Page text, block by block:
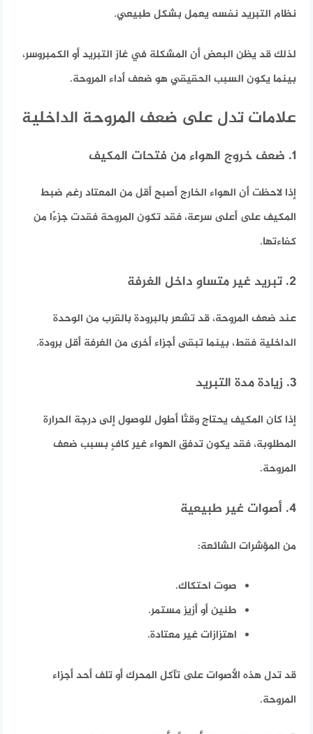
نظام التبريد نفسه يعمل بشكل طبيعي.
لذلك قد يظن البعض أن المشكلة في غاز التبريد أو الكمبروسر،
بينما يكون السبب الحقيقي هو ضعف أداء المروحة.
علامات تدل على ضعف المروحة الداخلية
1. ضعف خروج الهواء من فتحات المكيف
إذا لاحظت أن الهواء الخارج أصبح أقل من المعتاد رغم ضبط
المكيف على أعلى سرعة، فقد تكون المروحة فقدت جزءًا من
كفاءتها.
2. تبريد غير متساوٍ داخل الغرفة
عند ضعف المروحة، قد تشعر بالبرودة بالقرب من الوحدة
الداخلية فقط، بينما تبقى أجزاء أخرى من الغرفة أقل برودة.
3. زيادة مدة التبريد
إذا كان المكيف يحتاج وقتًا أطول للوصول إلى درجة الحرارة
المطلوبة، فقد يكون تدفق الهواء غير كافٍ بسبب ضعف
المروحة.
4. أصوات غير طبيعية
من المؤشرات الشائعة:
صوت احتكاك.
طنين أو أزيز مستمر.
اهتزازات غير معتادة.
قد تدل هذه الأصوات على تآكل المحرك أو تلف أحد أجزاء
المروحة.